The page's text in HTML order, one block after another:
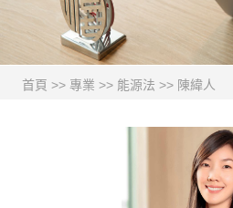
首頁 >> 專業 >> 能源法 >> 陳緯人